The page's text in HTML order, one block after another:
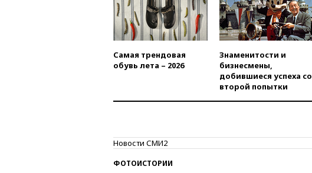
Самая трендовая
обувь лета – 2026
Знаменитости и
бизнесмены,
добившиеся успеха со
второй попытки
Новости СМИ2
ФОТОИСТОРИИ